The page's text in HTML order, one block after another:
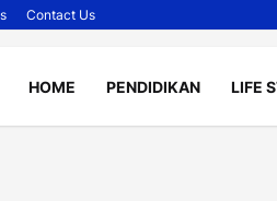
Contact Us
HOME PENDIDIKAN LIFE